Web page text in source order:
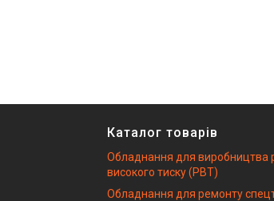
Каталог товарів
Обладнання для виробництва
високого тиску (РВТ)
Обладнання для ремонту